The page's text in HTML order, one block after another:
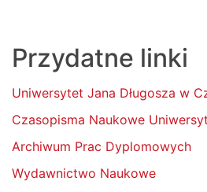
Przydatne linki
Uniwersytet Jana Długosza w
Czasopisma Naukowe
Archiwum Prac Dyplomowych
Wydawnictwo Naukowe